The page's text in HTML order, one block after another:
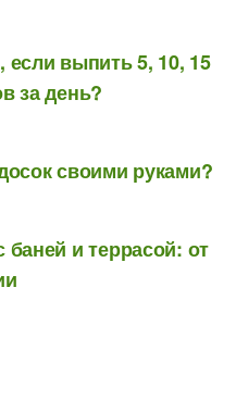
если выпить 5, 10, 15
за день?
своими руками?
баней и террасой: от